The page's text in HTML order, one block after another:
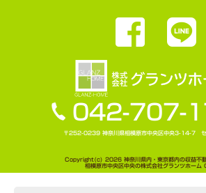
042-707-
〒252-0239 神奈川県相模原市中央区中央3-14-7 セ
Copyright(c) 2026 神奈川県内・東京都内の収益不動
相模原市中央区中央の株式会社グランツホーム